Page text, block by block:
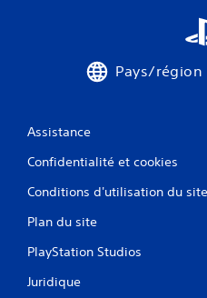
Pays/région
Assistance
Confidentialité et cookies
Conditions d'utilisation du
Plan du site
PlayStation Studios
Juridique